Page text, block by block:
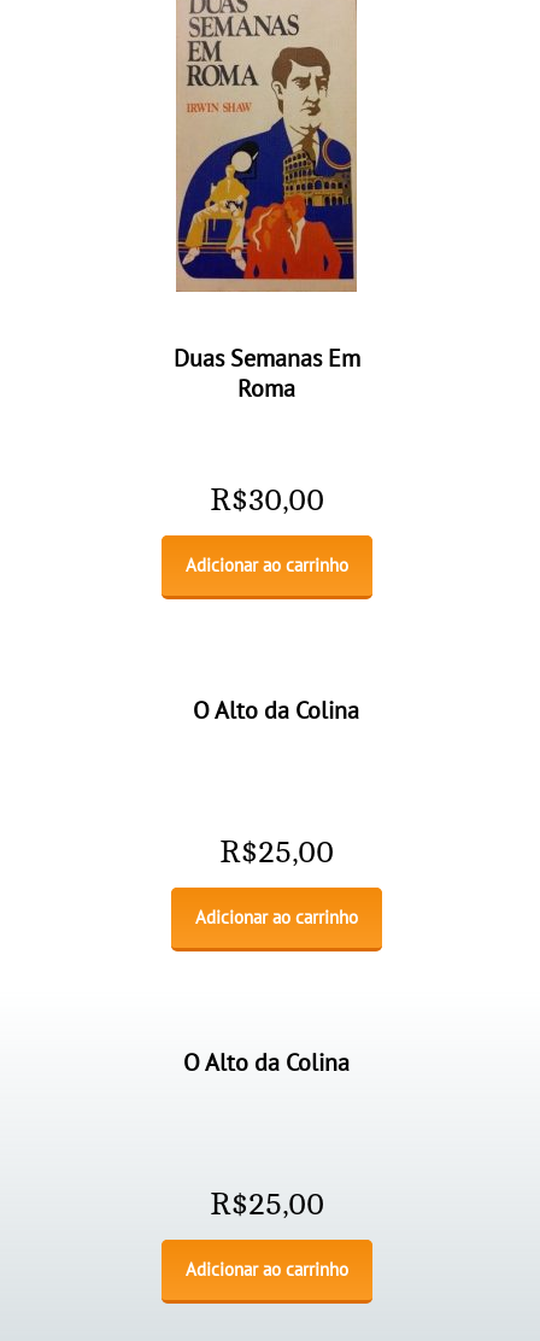
Duas Semanas Em
Roma
R$30,00
Adicionar ao carrinho
O Alto da Colina
R$25,00
Adicionar ao carrinho
O Alto da Colina
R$25,00
Adicionar ao carrinho